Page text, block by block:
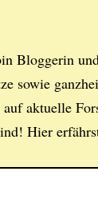
Bloggerin
sowie
aktuelle
Hier